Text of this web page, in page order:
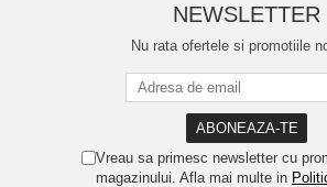
NEWSLETTER
Nu rata ofertele si promotiile
Vreau sa primesc newsletter cu
magazinului. Afla mai multe in